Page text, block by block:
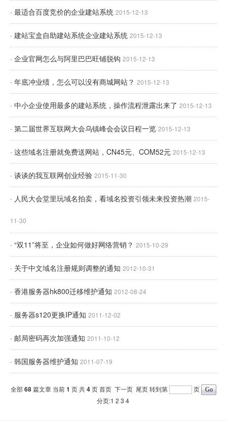
· 最适合百度竞价的企业建站系统 2015-12-13
· 建站宝盒自助建站系统企业建站系统 2015-12-13
· 企业官网怎么与阿里巴巴旺铺脱钩 2015-12-13
· 年底冲业绩，怎么可以没有商城网站？ 2015-12-13
· 中小企业使用最多的建站系统，操作流程泄露出来了 2015-12-13
· 第二届世界互联网大会乌镇峰会会议日程一览 2015-12-13
· 这些域名注册就免费送网站，CN45元、COM52元 2015-12-13
· 谈谈的我互联网创业经验 2015-11-30
· 人民大会堂里玩域名拍卖，看域名投资引领未来投资热潮 2015-
11-30
· “双11”将至，企业如何做好网络营销？ 2015-10-29
· 关于中文域名注册规则调整的通知 2012-10-31
· 香港服务器hk800迁移维护通知 2012-08-24
· 服务器s120更换IP通知 2011-12-02
· 邮局密码再次加强通知 2011-10-12
· 韩国服务器维护通知 2011-07-19
全部68篇文章 当前1 页 共4页首页 下一页 尾页转到第
页
分页:1 2 3 4